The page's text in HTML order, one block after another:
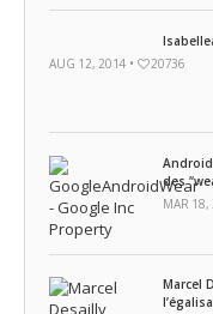
AUG 12, 2014 •
20736
des
MAR 18,
Marcel